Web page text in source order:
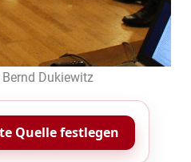
Dukiewitz
Quelle festlegen